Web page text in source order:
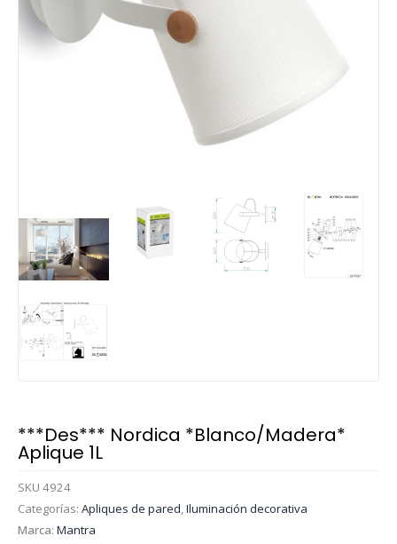
***Des*** Nordica *Blanco/Madera*
Aplique 1L
SKU 4924
Categorías: Apliques de pared,Iluminación decorativa
Marca: Mantra